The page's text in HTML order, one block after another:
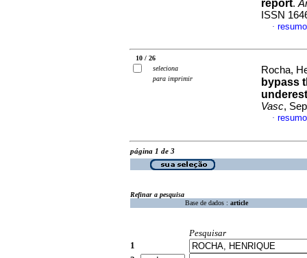
report.
ISSN
·
10 / 26
seleciona
para imprimir
Rocha,
bypass
Vasc,
·
página 1 de 3
Refinar a pesquisa
Base de dados : article
Pesquisar
1